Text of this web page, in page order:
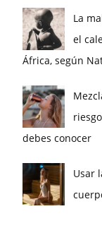
La
el
África, según
debes conocer
Usar